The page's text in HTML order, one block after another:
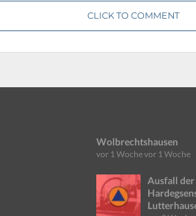
CLICK TO COMMENT
Wolbrechtshausen
vor 1 Wochevor 1 Woche
Ausfall